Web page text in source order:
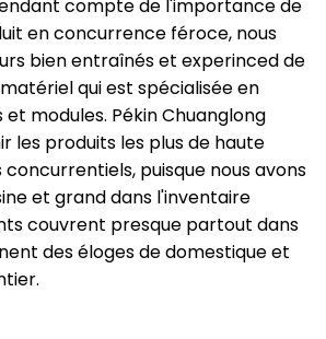
compte de l'importance de
en concurrence féroce, nous
bien entraînés et experinced de
qui est spécialisée en
modules. Pékin Chuanglong
les produits les plus de haute
puisque nous avons
et grand dans l'inventaire
couvrent presque partout dans
des éloges de domestique et